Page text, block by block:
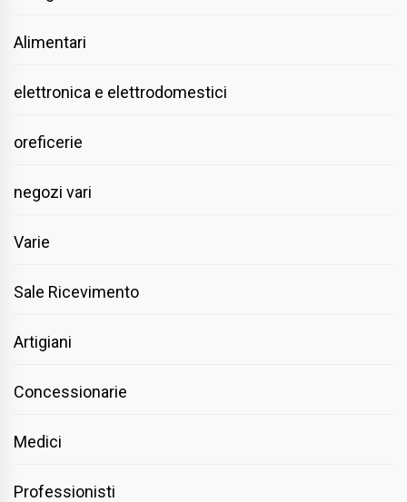
Alimentari
elettronica e elettrodomestici
oreficerie
negozi vari
Varie
Sale Ricevimento
Artigiani
Concessionarie
Medici
Professionisti